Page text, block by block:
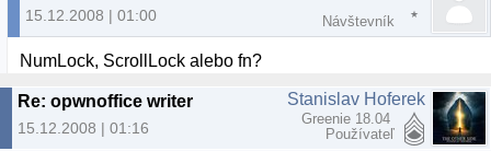
15.12.2008 | 01:00 Návštevník
NumLock, ScrollLock alebo fn?
Re: opwnoffice writer
15.12.2008 | 01:16
Stanislav Hoferek
Greenie 18.04
Používateľ